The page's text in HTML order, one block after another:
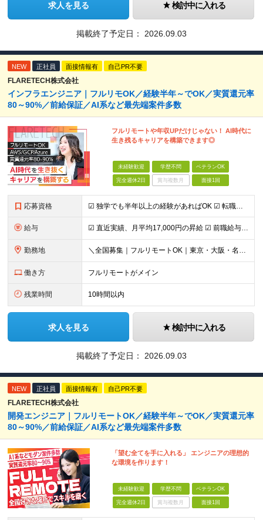
求人を見る 検討中に入れる
掲載終了予定日： 2026.09.03
NEW 正社員 面接情報有 自己PR不要
FLARETECH株式会社
インフラエンジニア｜フルリモOK／経験半年～でOK／実質還元率
80～90%／前給保証／AI系など最先端案件多数
フルリモートや年収UPだけじゃない！ AI時代に
生き残るキャリアを構築できます◎
未経験歓迎 学歴不問 ベテランOK
完全週休2日 賞与複数月 面接1回
応募資格 ☑︎ 独学でも半年以上の経験があればOK ☑︎ 転職回数・ブランク不問 ☑︎ 学歴不問 ☑︎ スキルチェンジ可 ＜必須条件＞ インフラエンジニアとしての実務経験をお持ちの方 ┗設計構築or運用保守、
給与 ☑︎ 直近実績、月平均17,000円の昇給 ☑︎ 前職給与100%保証 ☑︎ 実質還元率80～90% ☑︎ 待機時も給与は満額支給 月給35万円～70万円＋交通費など各種手当 ※想定年収：4,200
勤務地 ＼全国募集｜フルリモートOK｜東京・大阪・名古屋エリアは出社案件も豊富／ 【1】フルリモートの場合…全国各地にて完全在宅勤務が可能！強制的な出社日もありません。 【2】出社の場合…本社、大阪支店、も
働き方 フルリモートがメイン
残業時間 10時間以内
求人を見る 検討中に入れる
掲載終了予定日： 2026.09.03
NEW 正社員 面接情報有 自己PR不要
FLARETECH株式会社
開発エンジニア｜フルリモートOK／経験半年～でOK／実質還元率
80～90%／前給保証／AI系など最先端案件多数
「望む全てを手に入れる」 エンジニアの理想的
な環境を作ります！
未経験歓迎 学歴不問 ベテランOK
完全週休2日 賞与複数月 面接1回